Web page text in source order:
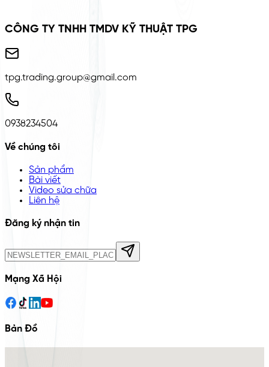
CÔNG TY TNHH TMDV KỸ THUẬT TPG
tpg.trading.group@gmail.com
0938234504
Về chúng tôi
Sản phẩm
Bài viết
Video sửa chữa
Liên hệ
Đăng ký nhận tin
Mạng Xã Hội
Bản Đồ